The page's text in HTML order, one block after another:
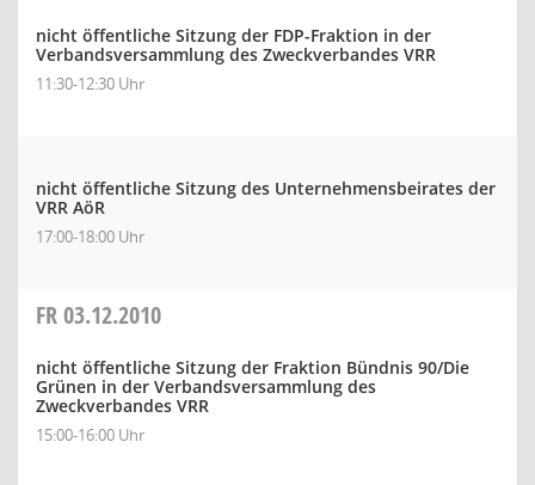
nicht öffentliche Sitzung der FDP-Fraktion in der
Verbandsversammlung des Zweckverbandes VRR
11:30-12:30 Uhr
nicht öffentliche Sitzung des Unternehmensbeirates der
VRR AöR
17:00-18:00 Uhr
FR03.12.2010
nicht öffentliche Sitzung der Fraktion Bündnis 90/Die
Grünen in der Verbandsversammlung des
Zweckverbandes VRR
15:00-16:00 Uhr